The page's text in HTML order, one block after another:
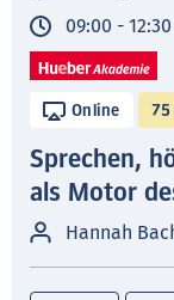
09:00 -
Online 75
Sprechen,
als Motor
Hannah